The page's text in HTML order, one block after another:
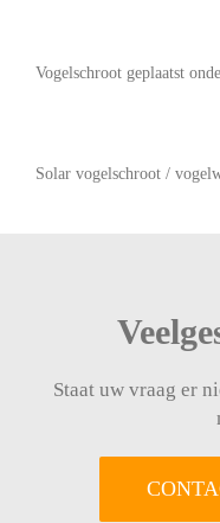
Vogelschroot geplaatst
Solar vogelschroot /
Staat uw vraag er